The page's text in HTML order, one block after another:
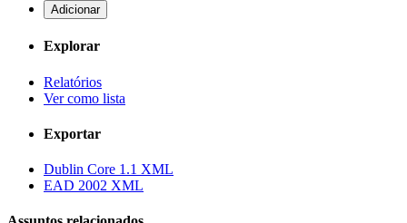
Adicionar
Explorar
Relatórios
Ver como lista
Exportar
Dublin Core 1.1 XML
EAD 2002 XML